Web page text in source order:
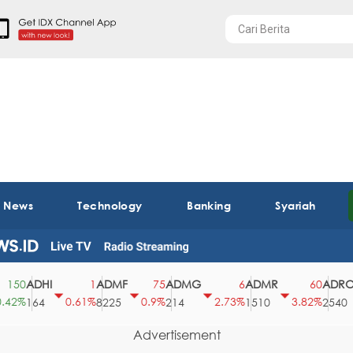
Technology Banking Syariah
ADHI
164
0.61%
ADMF
8225
0.9%
ADMG
214
2.73%
ADMR
1510
3.82%
ADRO
2540
Advertisement